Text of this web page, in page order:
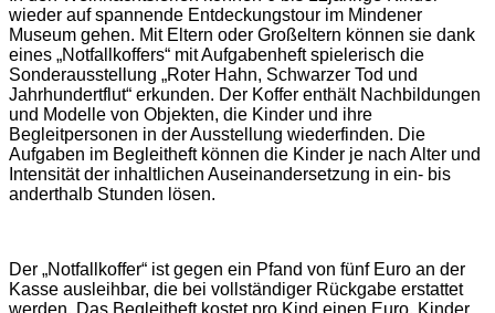
wieder auf spannende Entdeckungstour im Mindener
Museum gehen. Mit Eltern oder Großeltern können sie dank
eines „Notfallkoffers“ mit Aufgabenheft spielerisch die
Sonderausstellung „Roter Hahn, Schwarzer Tod und
Jahrhundertflut“ erkunden. Der Koffer enthält Nachbildungen
und Modelle von Objekten, die Kinder und ihre
Begleitpersonen in der Ausstellung wiederfinden. Die
Aufgaben im Begleitheft können die Kinder je nach Alter und
Intensität der inhaltlichen Auseinandersetzung in ein- bis
anderthalb Stunden lösen.
Der „Notfallkoffer“ ist gegen ein Pfand von fünf Euro an der
Kasse ausleihbar, die bei vollständiger Rückgabe erstattet
werden. Das Begleitheft kostet pro Kind einen Euro. Kinder